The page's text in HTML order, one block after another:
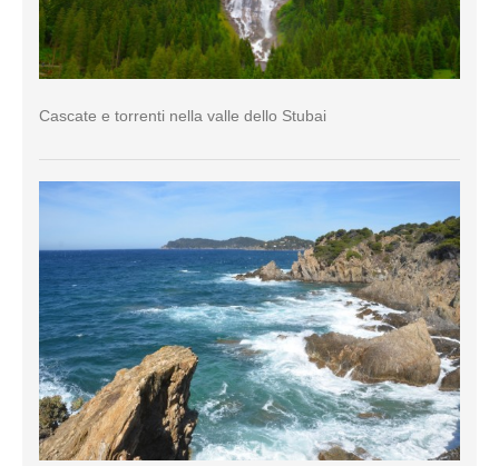
Cascate e torrenti nella valle dello Stubai